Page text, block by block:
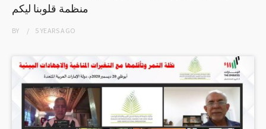
منظمة قلوبنا ليكم
BY 5 YEARSAGO